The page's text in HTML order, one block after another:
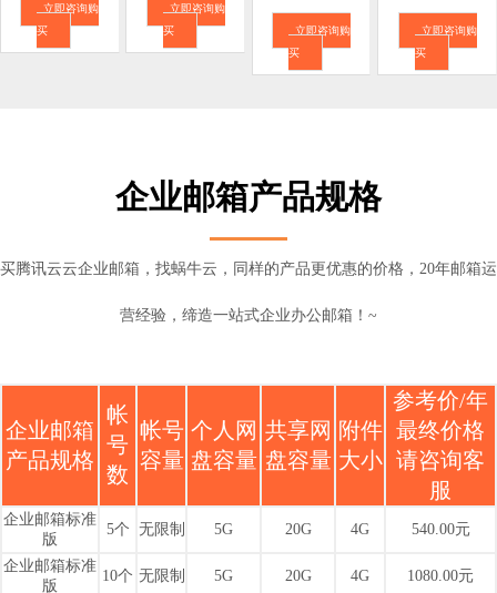
立即咨询购
买
立即咨询购
买
立即咨询购
买
立即咨询购
买
企业邮箱产品规格
买腾讯云云企业邮箱，找蜗牛云，同样的产品更优惠的价格，20年邮箱运
营经验，缔造一站式企业办公邮箱！~
企业邮箱
产品规格
帐
号
数
帐号
容量
个人网
盘容量
共享网
盘容量
附件
大小
参考价/年
最终价格
请咨询客
服
企业邮箱标准
版
5个 无限制 5G 20G 4G 540.00元
企业邮箱标准
版
10个 无限制 5G 20G 4G 1080.00元